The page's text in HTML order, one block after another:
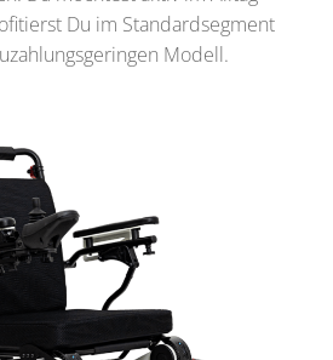
Du im Standardsegment
Modell.